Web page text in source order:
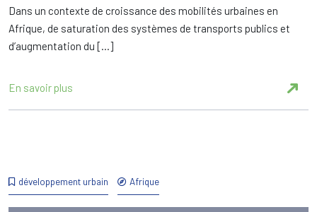
Dans un contexte de croissance des mobilités urbaines en
Afrique, de saturation des systèmes de transports publics et
d’augmentation du […]
En savoir plus
développement urbain Afrique